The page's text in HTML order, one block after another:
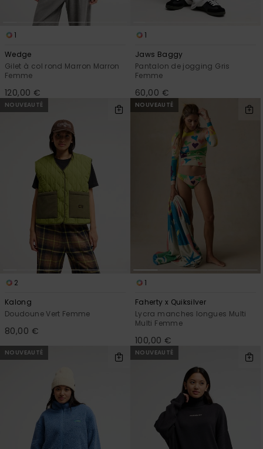
1
Wedge
Gilet à col rond Marron Marron
Femme
120,00 €
1
Jaws Baggy
Pantalon de jogging Gris
Femme
60,00 €
NOUVEAUTÉ
2
Kalong
Doudoune Vert Femme
80,00 €
NOUVEAUTÉ
1
Faherty x Quiksilver
Lycra manches longues Multi
Multi Femme
100,00 €
NOUVEAUTÉ NOUVEAUTÉ